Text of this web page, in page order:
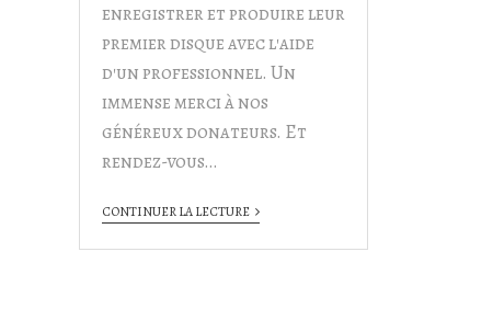
enregistrer et produire leur
premier disque avec l'aide
d'un professionnel. Un
immense merci à nos
généreux donateurs. Et
rendez-vous…
CONTINUER LA LECTURE